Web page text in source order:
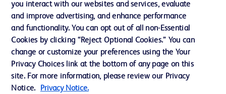
Dział wsparcia
Skontaktuj się z nami
Preferencje dotyczące plików cookie
Prywatność
you interact with our websites and services, evaluate
and improve advertising, and enhance performance
and functionality. You can opt out of all non-Essential
Cookies by clicking “Reject Optional Cookies.” You can
change or customize your preferences using the Your
Privacy Choices link at the bottom of any page on this
site. For more information, please review our Privacy
Notice.
Privacy Notice.